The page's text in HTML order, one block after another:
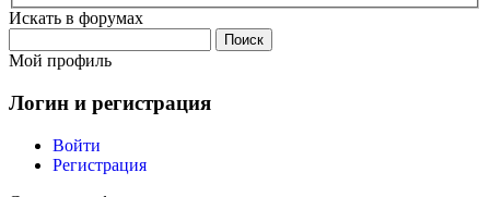
Искать в форумах
Мой профиль
Логин и регистрация
Войти
Регистрация